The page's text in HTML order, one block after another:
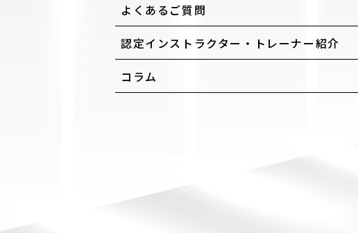
よくあるご質問
認定インストラクター・トレーナー紹介
コラム